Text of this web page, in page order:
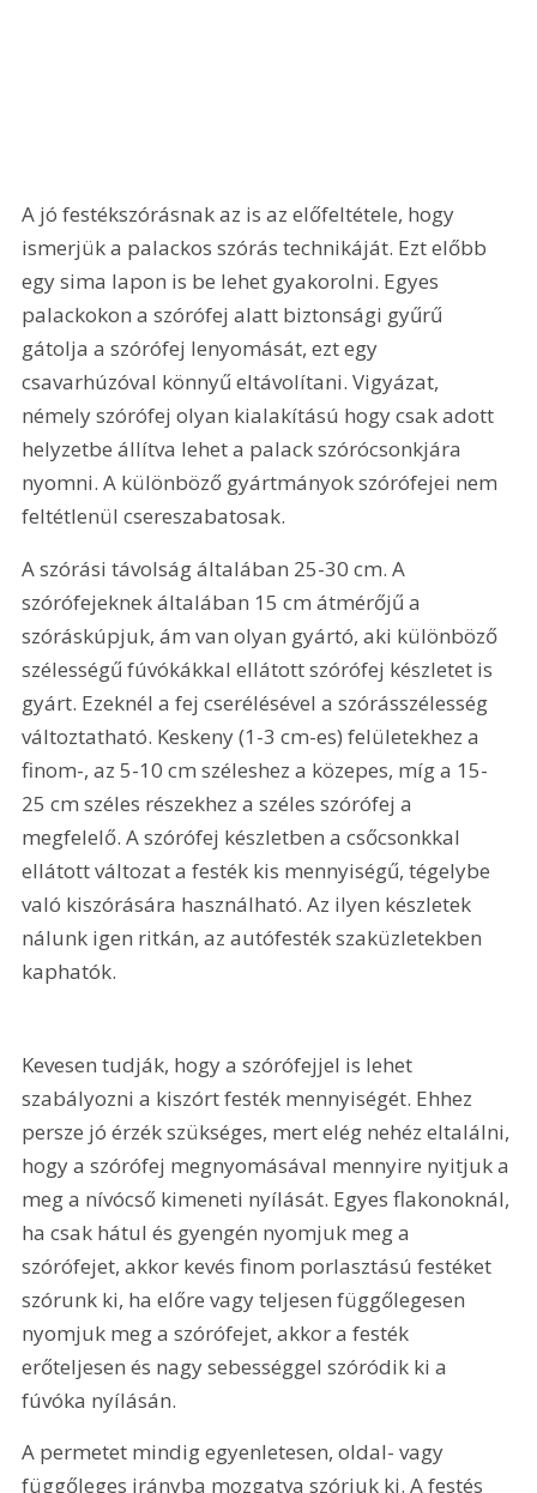
A jó festékszórásnak az is az előfeltétele, hogy
ismerjük a palackos szórás technikáját. Ezt előbb
egy sima lapon is be lehet gyakorolni. Egyes
palackokon a szórófej alatt biztonsági gyűrű
gátolja a szórófej lenyomását, ezt egy
csavarhúzóval könnyű eltávolítani. Vigyázat,
némely szórófej olyan kialakítású hogy csak adott
helyzetbe állítva lehet a palack szórócsonkjára
nyomni. A különböző gyártmányok szórófejei nem
feltétlenül csereszabatosak.
A szórási távolság általában 25-30 cm. A
szórófejeknek általában 15 cm átmérőjű a
szóráskúpjuk, ám van olyan gyártó, aki különböző
szélességű fúvókákkal ellátott szórófej készletet is
gyárt. Ezeknél a fej cserélésével a szórásszélesség
változtatható. Keskeny (1-3 cm-es) felületekhez a
finom-, az 5-10 cm széleshez a közepes, míg a 15-
25 cm széles részekhez a széles szórófej a
megfelelő. A szórófej készletben a csőcsonkkal
ellátott változat a festék kis mennyiségű, tégelybe
való kiszórására használható. Az ilyen készletek
nálunk igen ritkán, az autófesték szaküzletekben
kaphatók.
Kevesen tudják, hogy a szórófejjel is lehet
szabályozni a kiszórt festék mennyiségét. Ehhez
persze jó érzék szükséges, mert elég nehéz eltalálni,
hogy a szórófej megnyomásával mennyire nyitjuk a
meg a nívócső kimeneti nyílását. Egyes flakonoknál,
ha csak hátul és gyengén nyomjuk meg a
szórófejet, akkor kevés finom porlasztású festéket
szórunk ki, ha előre vagy teljesen függőlegesen
nyomjuk meg a szórófejet, akkor a festék
erőteljesen és nagy sebességgel szóródik ki a
fúvóka nyílásán.
A permetet mindig egyenletesen, oldal- vagy
függőleges irányba mozgatva szórjuk ki. A festés